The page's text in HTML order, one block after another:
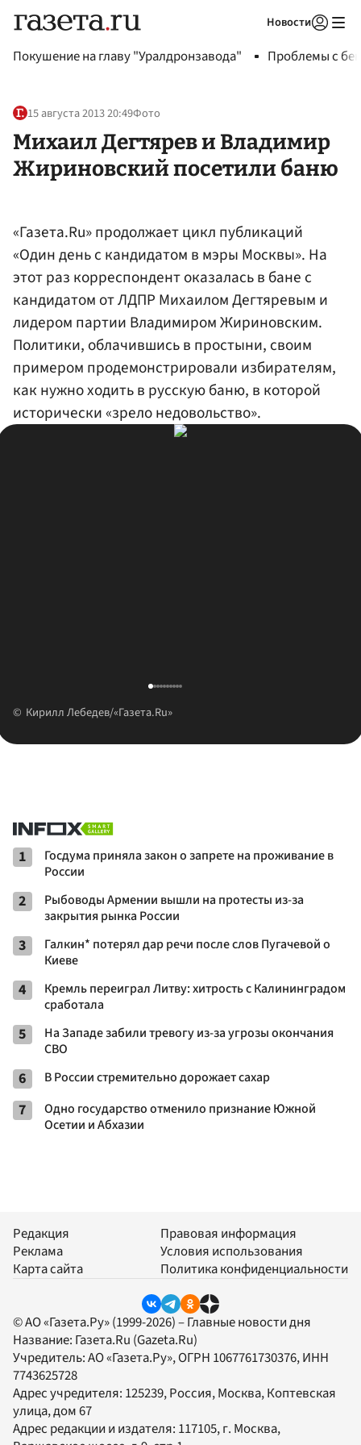
Новости
Покушение на главу "Уралдронзавода" Проблемы с
15 августа 2013 20:49Фото
Михаил Дегтярев и Владимир
Жириновский посетили баню
«Газета.Ru» продолжает цикл публикаций
«Один день с кандидатом в мэры Москвы». На
этот раз корреспондент оказалась в бане с
кандидатом от ЛДПР Михаилом Дегтяревым и
лидером партии Владимиром Жириновским.
Политики, облачившись в простыни, своим
примером продемонстрировали избирателям,
как нужно ходить в русскую баню, в которой
исторически «зрело недовольство».
Кирилл Лебедев/«Газета.Ru»
1
Госдума приняла закон о запрете на проживание в
России
2
Рыбоводы Армении вышли на протесты из-за
закрытия рынка России
3
Галкин* потерял дар речи после слов Пугачевой о
Киеве
4
Кремль переиграл Литву: хитрость с Калининградом
сработала
5
На Западе забили тревогу из-за угрозы окончания
СВО
6 В России стремительно дорожает сахар
7
Одно государство отменило признание Южной
Осетии и Абхазии
Редакция
Реклама
Карта сайта
Правовая информация
Условия использования
Политика конфиденциальности
© АО «Газета.Ру» (1999-2026) – Главные новости дня
Название: Газета.Ru (Gazeta.Ru)
Учредитель:АО «Газета.Ру», ОГРН 1067761730376, ИНН
7743625728
Адрес учредителя: 125239, Россия, Москва, Коптевская
улица, дом 67
Адрес редакции и издателя: 117105, г. Москва,